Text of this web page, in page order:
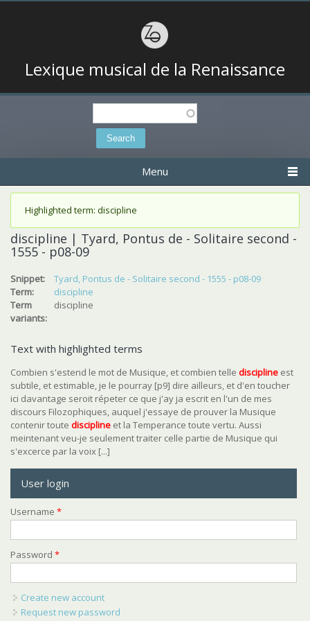
Lexique musical de la Renaissance
Search
Menu
Status message
Highlighted term: discipline
discipline | Tyard, Pontus de - Solitaire second -
1555 - p08-09
Snippet:
Tyard, Pontus de - Solitaire second - 1555 - p08-09
Term:
discipline
Term
variants:
discipline
Text with highlighted terms
Combien s'estend le mot de Musique, et combien telle discipline est
subtile, et estimable, je le pourray [p9] dire ailleurs, et d'en toucher
ici davantage seroit répeter ce que j'ay ja escrit en l'un de mes
discours Filozophiques, auquel j'essaye de prouver la Musique
contenir toute discipline et la Temperance toute vertu. Aussi
meintenant veu-je seulement traiter celle partie de Musique qui
s'excerce par la voix [...]
User login
Username *
Password *
Create new account
Request new password